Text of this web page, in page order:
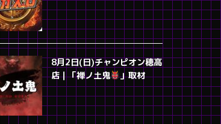
8月2日(日)チャンピオン穂高
店｜「禅ノ土鬼
」取材